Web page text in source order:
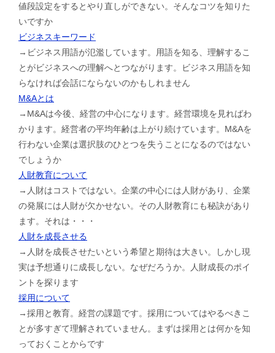
値段設定をするとやり直しができない。そんなコツを知りた
いですか
ビジネスキーワード
→ビジネス用語が氾濫しています。用語を知る、理解するこ
とがビジネスへの理解へとつながります。ビジネス用語を知
らなければ会話にならないのかもしれません
M&Aとは
→M&Aは今後、経営の中心になります。経営環境を見ればわ
かります。経営者の平均年齢は上がり続けています。M&Aを
行わない企業は選択肢のひとつを失うことになるのではない
でしょうか
人財教育について
→人財はコストではない。企業の中心には人財があり、企業
の発展には人財が欠かせない。その人財教育にも秘訣があり
ます。それは・・・
人財を成長させる
→人財を成長させたいという希望と期待は大きい。しかし現
実は予想通りに成長しない。なぜだろうか。人財成長のポイ
ントを探ります
採用について
→採用と教育。経営の課題です。採用についてはやるべきこ
とが多すぎて理解されていません。まずは採用とは何かを知
っておくことからです